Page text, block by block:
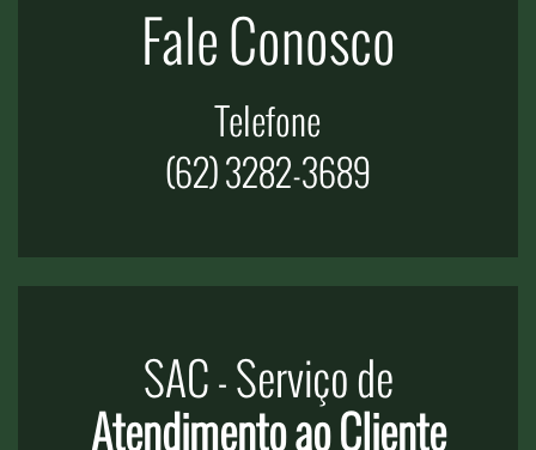
Fale Conosco
Telefone
(62) 3282-3689
SAC - Serviço de
Atendimento ao Cliente